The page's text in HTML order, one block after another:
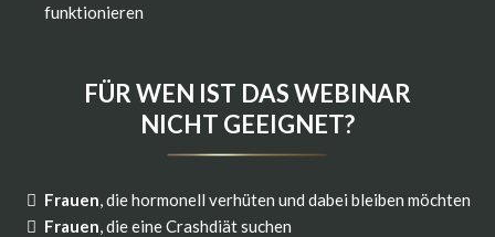
funktionieren
FÜR WEN IST DAS WEBINAR
NICHT GEEIGNET?
Frauen, die hormonell verhüten und dabei bleiben möchten
Frauen, die eine Crashdiät suchen